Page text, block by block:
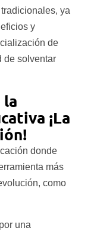
ya
y
de
de solventar
la
¡La
donde
más
como
una